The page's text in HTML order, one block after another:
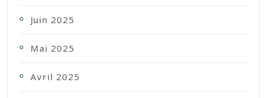
Juin 2025
Mai 2025
Avril 2025